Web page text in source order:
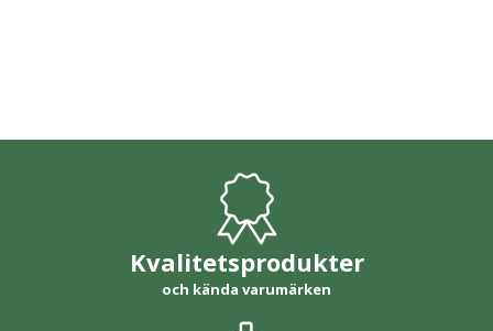
Kvalitetsprodukter
och kända varumärken